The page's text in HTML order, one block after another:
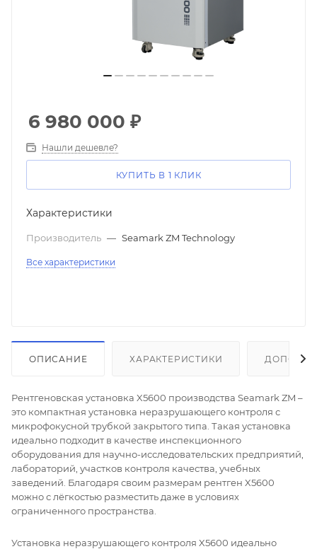
6 980 000 ₽
Нашли дешевле?
КУПИТЬ В 1 КЛИК
Характеристики
Производитель — Seamark ZM Technology
Все характеристики
ОПИСАНИЕ ХАРАКТЕРИСТИКИ
Рентгеновская установка X5600 производства Seamark ZM –
это компактная установка неразрушающего контроля с
микрофокусной трубкой закрытого типа. Такая установка
идеально подходит в качестве инспекционного
оборудования для научно-исследовательских предприятий,
лабораторий, участков контроля качества, учебных
заведений. Благодаря своим размерам рентген X5600
можно с лёгкостью разместить даже в условиях
ограниченного пространства.
Установка неразрушающего контроля X5600 идеально